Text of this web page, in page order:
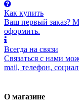
Как купить
Ваш первый заказ?
оформить.
Всегда на связи
Связаться с нами
mail, телефон,
О магазине